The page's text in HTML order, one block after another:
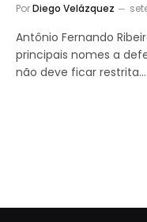
PorDiego Velázquez
Antônio Fernando
principais nomes a
não deve ficar restrita…